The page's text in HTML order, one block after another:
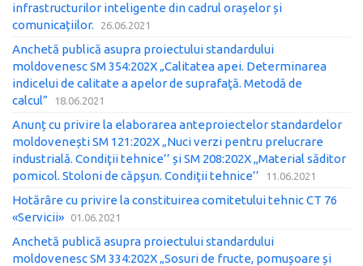
infrastructurilor inteligente din cadrul orașelor și
comunicațiilor.
26.06.2021
Anchetă publică asupra proiectului standardului
moldovenesc SM 354:202X „Calitatea apei. Determinarea
indicelui de calitate a apelor de suprafaţă. Metodă de
calcul”
18.06.2021
Anunț cu privire la elaborarea anteproiectelor standardelor
moldovenești SM 121:202X „Nuci verzi pentru prelucrare
industrială. Condiţii tehnice’’ și SM 208:202X ,,Material săditor
pomicol. Stoloni de căpşun. Condiţii tehnice’’
11.06.2021
Hotărâre cu privire la constituirea comitetului tehnic CT 76
«Servicii»
01.06.2021
Anchetă publică asupra proiectului standardului
moldovenesc SM 334:202X „Sosuri de fructe, pomușoare și